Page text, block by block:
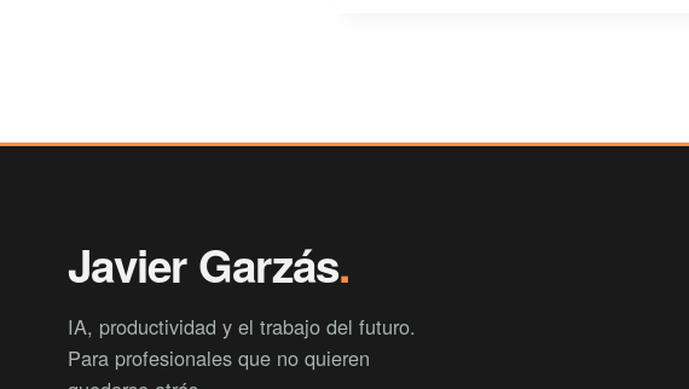
Javier Garzás.
IA, productividad y el trabajo del futuro.
Para profesionales que no quieren